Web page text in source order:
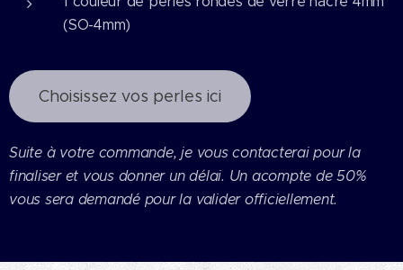
(SO-4mm)
Choisissez vos perles ici
Suite à votre commande, je vous contacterai pour la
finaliser et vous donner un délai. Un acompte de 50%
vous sera demandé pour la valider officiellement.